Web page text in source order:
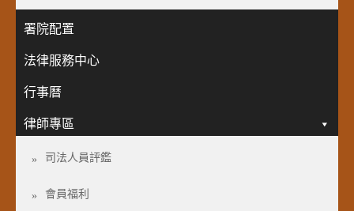
署院配置
法律服務中心
行事曆
律師專區
司法人員評鑑
會員福利